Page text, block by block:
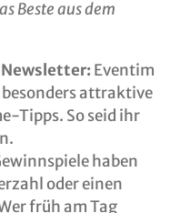
Beste aus dem
Eventim
attraktive
Tipps. So seid ihr
haben
oder einen
früh am Tag